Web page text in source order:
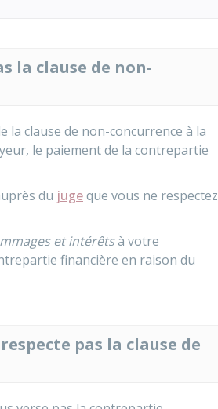
la clause de non-
la clause de non-concurrence à la
le paiement de la contrepartie
du jugeque vous ne respectez
et intérêtsà votre
financière en raison du
pas la clause de